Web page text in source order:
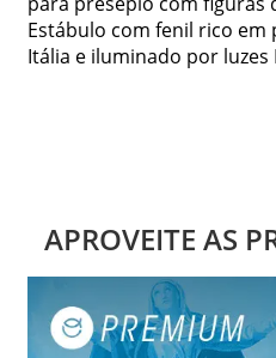
Estábulo com fenil rico em
Itália e iluminado por luzes
APROVEITE AS